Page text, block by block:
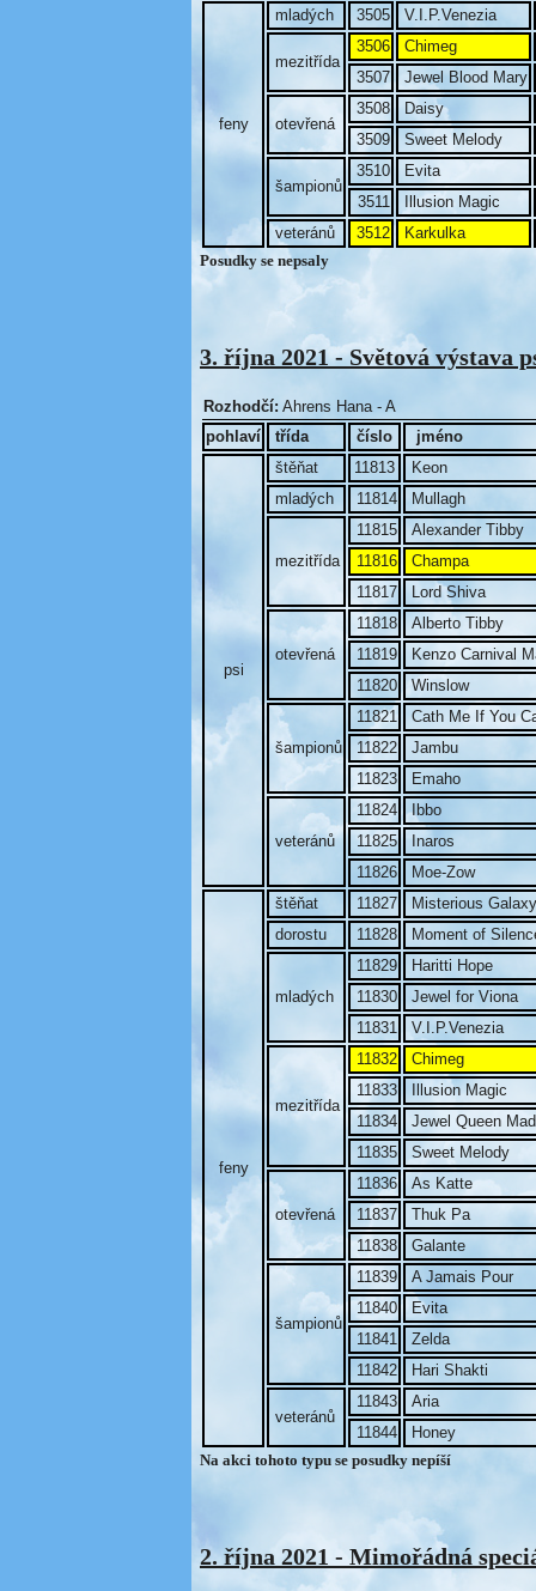
feny
mladých 3505 V.I.P.Venezia
mezitřída
3506
Chimeg
3507
Jewel Blood Mary
otevřená
3508
Daisy
3509
Sweet Melody
šampionů
3510
Evita
3511
Illusion Magic
veteránů
3512
Karkulka
Posudky se nepsaly
3. října 2021 - Světová výstava
Rozhodčí: Ahrens Hana - A
pohlaví
třída číslo jméno
psi
štěňat 11813
Keon
mladých
11814 Mullagh
mezitřída
11815
Alexander Tibby
11816
Champa
11817
Lord Shiva
otevřená
11818
Alberto Tibby
11819
Kenzo Carnival
11820
Winslow
šampionů
11821
Cath Me If You
11822
Jambu
11823
Emaho
veteránů
11824 Ibbo
11825
Inaros
11826
Moe-Zow
feny
štěňat 11827
Misterious Galaxy
dorostu
11828 Moment of
mladých
11829
Haritti Hope
11830
Jewel for Viona
11831
V.I.P.Venezia
mezitřída
11832
Chimeg
11833
Illusion Magic
11834
Jewel Queen
11835
Sweet Melody
otevřená
11836
As Katte
11837
Thuk Pa
11838
Galante
šampionů
11839
A Jamais Pour
11840
Evita
11841
Zelda
11842
Hari Shakti
veteránů
11843
Aria
11844
Honey
Na akci tohoto typu se posudky nepíší
2. října 2021 - Mimořádná